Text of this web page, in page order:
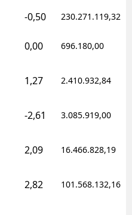
-0,50 230.271.119,32
0,00 696.180,00
1,27 2.410.932,84
-2,61 3.085.919,00
2,09 16.466.828,19
2,82 101.568.132,16